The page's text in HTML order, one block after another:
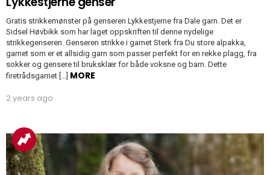
Gratis strikkemønster på genseren Lykkestjerne fra Dale garn. Det er
Sidsel Høvbikk som har laget oppskriften til denne nydelige
strikkegenseren. Genseren strikke i garnet Sterk fra Du store alpakka,
garnet som er et allsidig garn som passer perfekt for en rekke plagg, fra
sokker og gensere til bruksklær for både voksne og barn. Dette
firetrådsgarnet […] MORE
2 years ago